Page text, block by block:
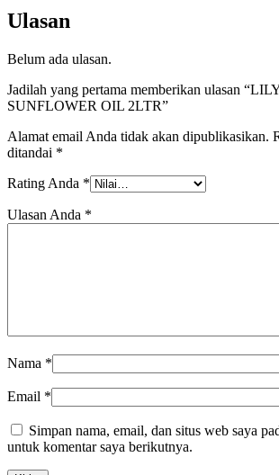
Ulasan
Belum ada ulasan.
Jadilah yang pertama memberikan ulasan
SUNFLOWER OIL 2LTR”
Alamat email Anda tidak akan dipublikasikan.
ditandai *
Rating Anda *
Ulasan Anda *
Nama *
Email *
Simpan nama, email, dan situs web saya
untuk komentar saya berikutnya.